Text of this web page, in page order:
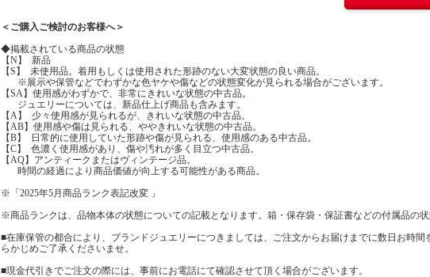
＜ご購入ご検討のお客様へ＞
◆掲載されている商品の状態
【N】 新品
【S】 未使用品。着用もしくは使用された形跡のない大変状態の良い商品。
※展示や保管などでわずかな色ヤケや傷などの状態変化が見られる場合がございます。
【SA】使用感がわずかで、非常にきれいな状態の中古品。
ジュエリーについては、新品仕上げ商品も含みます。
【A】 少々使用感が見られるが、きれいな状態の中古品。
【AB】使用感や傷は見られる、ややきれいな状態の中古品。
【B】 日常的に使用していた形跡や傷が見られる、使用感のある中古品。
【C】 色濃く使用感があり、傷や汚れが多く目立つ中古品。
【AQ】アンティークまたはヴィンテージ品。
時間の経過により商品価値が向上する可能性がある商品。
※「2025年5月商品ランク表記改変 」
※商品ランクは、品物本体の状態についての記載となります。箱・保存袋・保証書などの付属品の状
■在庫保管の都合により、ブランドジュエリーにつきましては、ご注文からお届けまでに数日お時間
らかじめご了承くださいませ。
■現金代引きでご注文の際には、事前にお電話にて確認させて頂く場合がございます。